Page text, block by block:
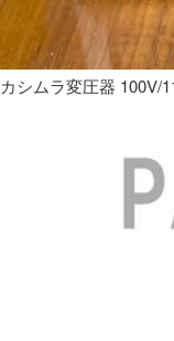
カシムラ変圧器 100V/